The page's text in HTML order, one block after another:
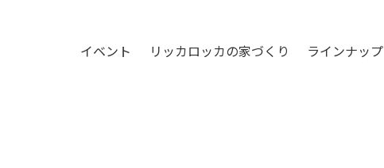
イベント リッカロッカの家づくり ラインナップ